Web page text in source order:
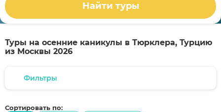
Найти туры
Туры на осенние каникулы в Тюрклера, Турцию
из Москвы 2026
Фильтры
Сортировать по: